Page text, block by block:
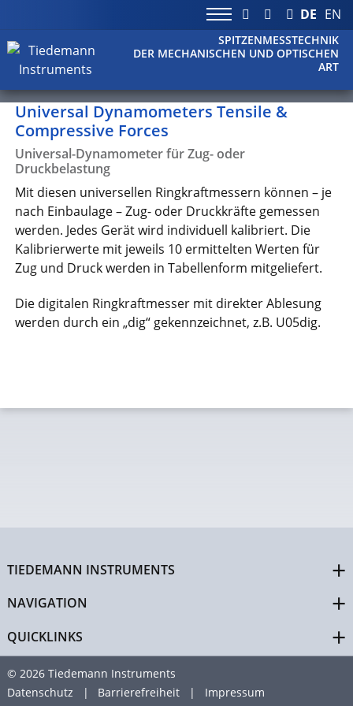
DE EN
SPITZENMESSTECHNIK
DER MECHANISCHEN UND OPTISCHEN
ART
Universal Dynamometers Tensile &
Compressive Forces
Universal-Dynamometer für Zug- oder
Druckbelastung
Mit diesen universellen Ringkraftmessern können – je
nach Einbaulage – Zug- oder Druckkräfte gemessen
werden. Jedes Gerät wird individuell kalibriert. Die
Kalibrierwerte mit jeweils 10 ermittelten Werten für
Zug und Druck werden in Tabellenform mitgeliefert.
Die digitalen Ringkraftmesser mit direkter Ablesung
werden durch ein „dig“ gekennzeichnet, z.B. U05dig.
TIEDEMANN INSTRUMENTS
NAVIGATION
QUICKLINKS
© 2026 Tiedemann Instruments
Datenschutz
Barrierefreiheit Impressum